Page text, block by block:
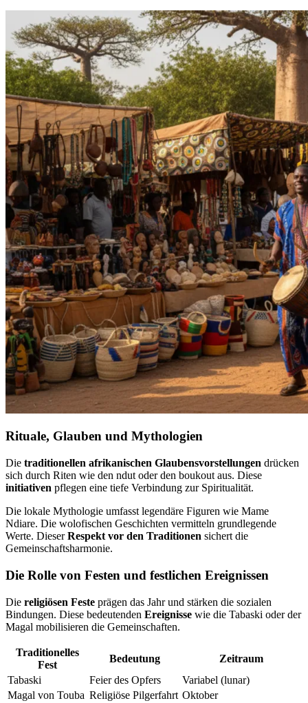
Rituale, Glauben und Mythologien
Die traditionellen afrikanischen Glaubensvorstellungen drücken
sich durch Riten wie den ndut oder den boukout aus. Diese
initiativen pflegen eine tiefe Verbindung zur Spiritualität.
Die lokale Mythologie umfasst legendäre Figuren wie Mame
Ndiare. Die wolofischen Geschichten vermitteln grundlegende
Werte. DieserRespekt vor den Traditionen sichert die
Gemeinschaftsharmonie.
Die Rolle von Festen und festlichen Ereignissen
Die religiösen Feste prägen das Jahr und stärken die sozialen
Bindungen. Diese bedeutenden Ereignisse wie die Tabaski oder der
Magal mobilisieren die Gemeinschaften.
Traditionelles
Fest
Bedeutung
Zeitraum
Tabaski
Feier des Opfers
Variabel (lunar)
Magal von Touba Religiöse Pilgerfahrt Oktober